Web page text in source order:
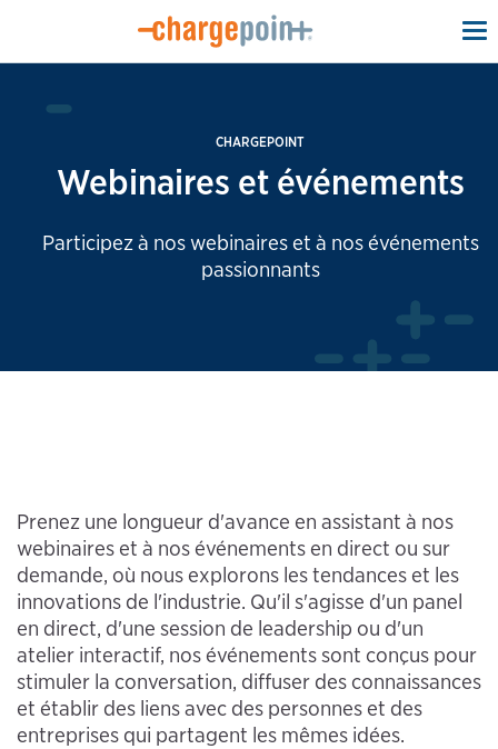
CHARGEPOINT
Webinaires et événements
Participez à nos webinaires et à nos événements
passionnants
Prenez une longueur d'avance en assistant à nos
webinaires et à nos événements en direct ou sur
demande, où nous explorons les tendances et les
innovations de l'industrie. Qu'il s'agisse d'un panel
en direct, d'une session de leadership ou d'un
atelier interactif, nos événements sont conçus pour
stimuler la conversation, diffuser des connaissances
et établir des liens avec des personnes et des
entreprises qui partagent les mêmes idées.